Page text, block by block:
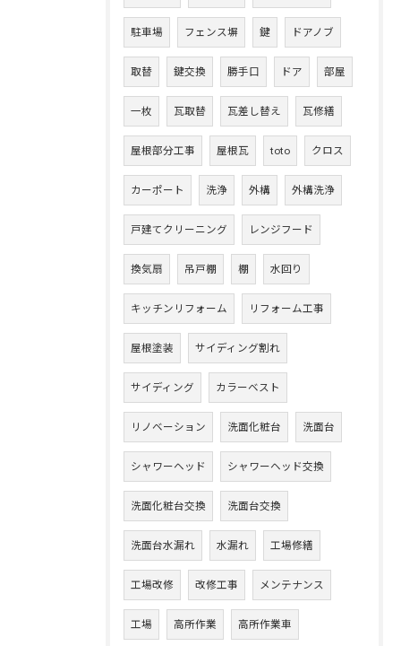
駐車場 フェンス塀 鍵 ドアノブ
取替 鍵交換 勝手口 ドア 部屋
一枚 瓦取替 瓦差し替え 瓦修繕
屋根部分工事 屋根瓦 toto クロス
カーポート 洗浄 外構 外構洗浄
戸建てクリーニング レンジフード
換気扇 吊戸棚 棚 水回り
キッチンリフォーム リフォーム工事
屋根塗装 サイディング割れ
サイディング カラーベスト
リノベーション 洗面化粧台 洗面台
シャワーヘッド シャワーヘッド交換
洗面化粧台交換 洗面台交換
洗面台水漏れ 水漏れ 工場修繕
工場改修 改修工事 メンテナンス
工場 高所作業 高所作業車